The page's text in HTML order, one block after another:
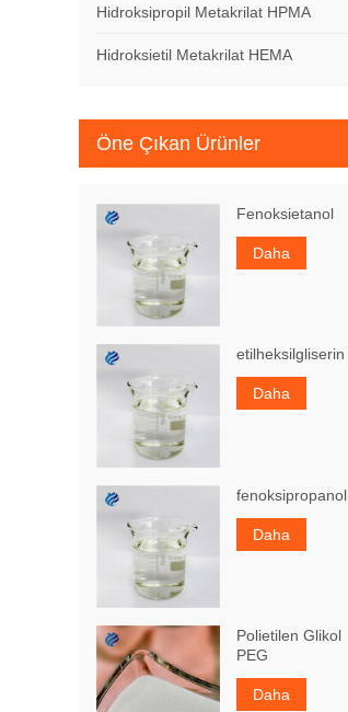
Hidroksipropil Metakrilat HPMA
Hidroksietil Metakrilat HEMA
Öne Çıkan Ürünler
Fenoksietanol
Daha
etilheksilgliserin
Daha
fenoksipropanol
Daha
Polietilen Glikol
PEG
Daha